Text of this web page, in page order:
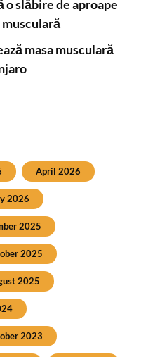
slăbire de aproape
musculară
masa musculară
April 2026
2026
2025
2025
2025
2023